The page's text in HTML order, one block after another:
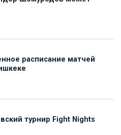
расписание матчей
турнир Fight Nights